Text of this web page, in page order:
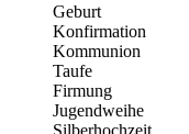
Geburt
Konfirmation
Kommunion
Taufe
Firmung
Jugendweihe
Silberhochzeit